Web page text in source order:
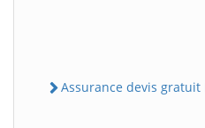
Assurance devis gratuit